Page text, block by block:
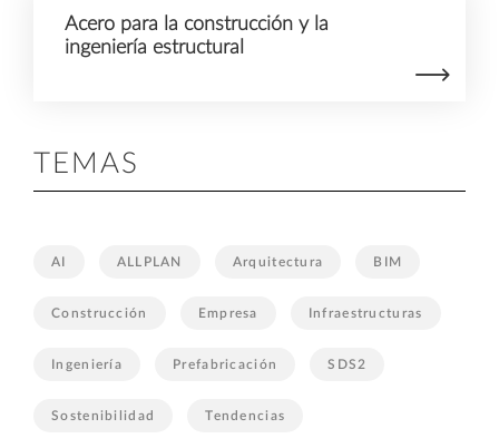
Acero para la construcción y la
ingeniería estructural
TEMAS
AI ALLPLAN Arquitectura BIM
Construcción Empresa Infraestructuras
Ingeniería Prefabricación SDS2
Sostenibilidad Tendencias